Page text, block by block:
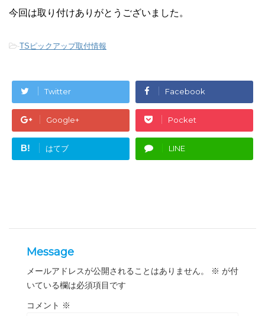
ヤ
ー
今回は取り付けありがとうございました。
-TSピックアップ取付情報
Twitter Facebook
Google+ Pocket
B! はてブ LINE
Message
メールアドレスが公開されることはありません。 ※ が付
いている欄は必須項目です
コメント ※